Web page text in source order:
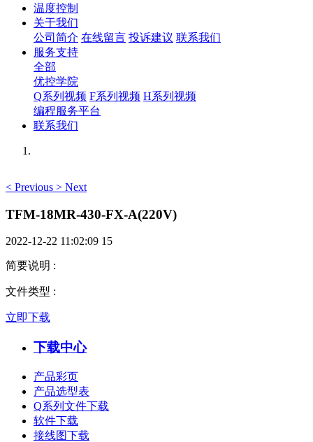
温度控制
关于我们
公司简介 在线留言 投诉建议 联系我们
服务支持
全部
优控学院
Q系列视频 F系列视频 H系列视频
编程服务平台
联系我们
< Previous > Next
TFM-18MR-430-FX-A(220V)
2022-12-22 11:02:09 15
简要说明 :
文件类型 :
立即下载
下载中心
产品彩页
产品选型表
Q系列文件下载
软件下载
接线图下载